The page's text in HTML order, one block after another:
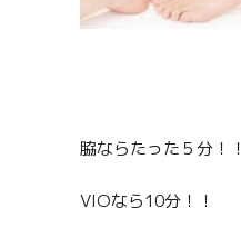
脇ならたった５分！！
VIOなら10分！！